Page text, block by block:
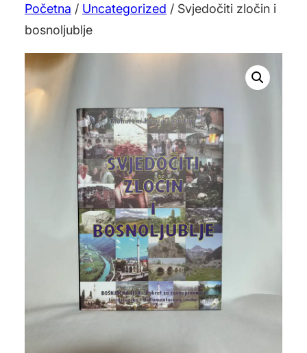
Početna / Uncategorized / Svjedočiti zločin i
bosnoljublje